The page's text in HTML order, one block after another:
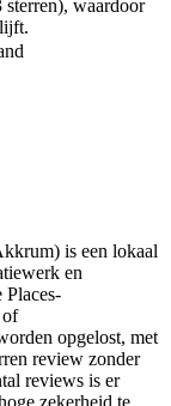
sterren), waardoor
is een lokaal
en
Places-
of
opgelost, met
review zonder
reviews is er
zekerheid te